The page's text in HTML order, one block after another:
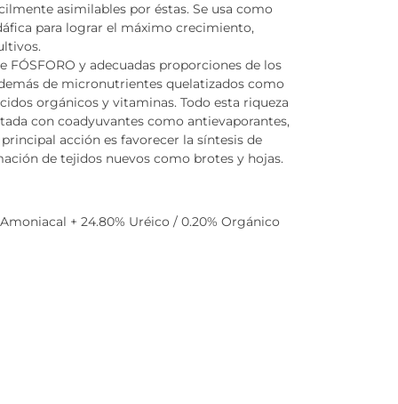
asimilables por éstas. Se usa como
para lograr el máximo crecimiento,
FÓSFORO y adecuadas proporciones de los
de micronutrientes quelatizados como
orgánicos y vitaminas. Todo esta riqueza
con coadyuvantes como antievaporantes,
acción es favorecer la síntesis de
de tejidos nuevos como brotes y hojas.
+ 24.80% Uréico / 0.20% Orgánico